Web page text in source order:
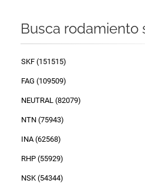
Busca rodamiento
SKF (151515)
FAG (109509)
NEUTRAL (82079)
NTN (75943)
INA (62568)
RHP (55929)
NSK (54344)